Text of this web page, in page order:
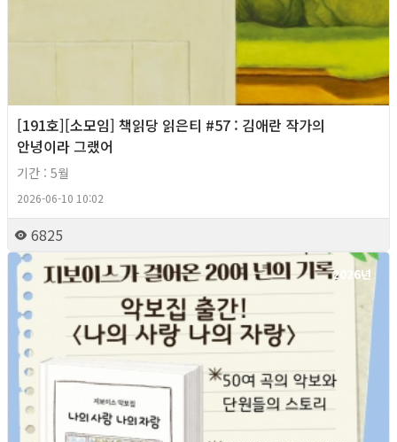
[191호][소모임] 책읽당 읽은티 #57 : 김애란 작가의
안녕이라 그랬어
기간 : 5월
2026-06-10 10:02
6825
2026년